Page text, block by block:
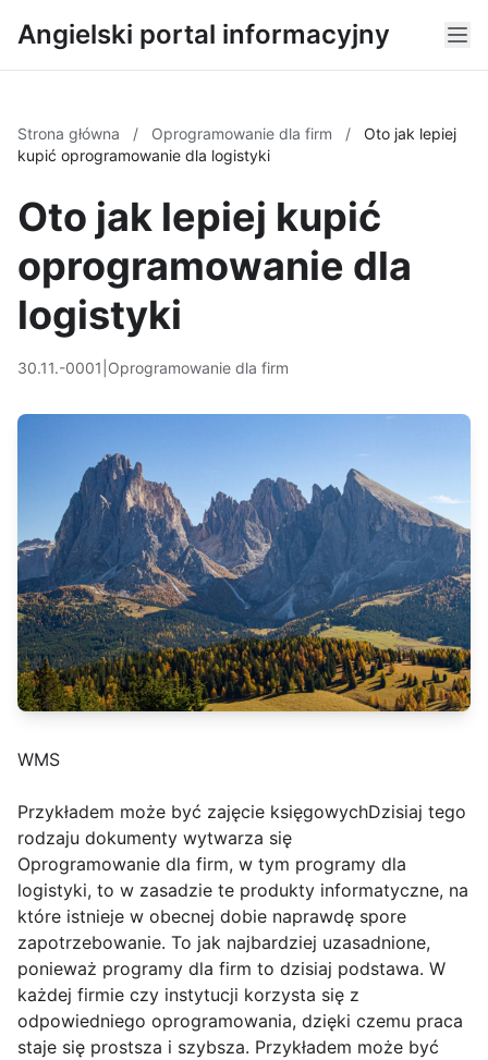
Angielski portal informacyjny
Strona główna / Oprogramowanie dla firm /
Oto jak lepiej
kupić oprogramowanie dla logistyki
Oto jak lepiej kupić
oprogramowanie dla
logistyki
30.11.-0001 Oprogramowanie dla firm
WMS
Przykładem może być zajęcie księgowychDzisiaj tego
rodzaju dokumenty wytwarza się
Oprogramowanie dla firm, w tym programy dla
logistyki, to w zasadzie te produkty informatyczne, na
które istnieje w obecnej dobie naprawdę spore
zapotrzebowanie. To jak najbardziej uzasadnione,
ponieważ programy dla firm to dzisiaj podstawa. W
każdej firmie czy instytucji korzysta się z
odpowiedniego oprogramowania, dzięki czemu praca
staje się prostsza i szybsza. Przykładem może być